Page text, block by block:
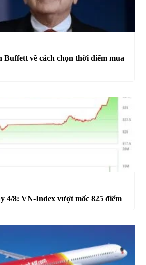
về cách chọn thời điểm mua
4/8: VN-Index vượt mốc 825 điểm